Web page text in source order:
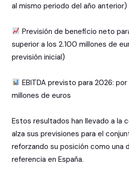
al mismo periodo del año anterior)
Previsión de beneficio neto
superior a los 2.100 millones de
previsión inicial)
EBITDA previsto para 2026:
millones de euros
Estos resultados han llevado a la
alza sus previsiones para el
reforzando su posición como una
referencia en España.